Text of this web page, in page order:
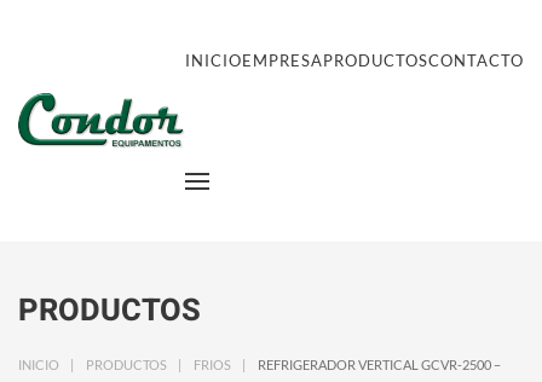
INICIOEMPRESAPRODUCTOSCONTACTO
PRODUCTOS
INICIO PRODUCTOS FRIOS
REFRIGERADOR VERTICAL GCVR-2500 –